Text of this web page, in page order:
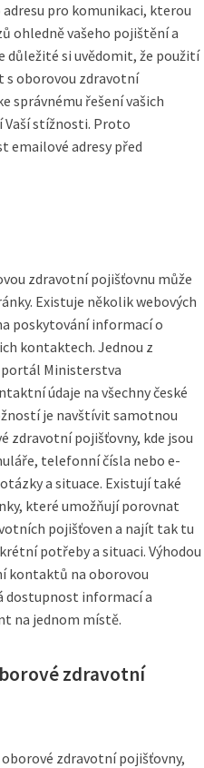
pro komunikaci, kterou
ohledně vašeho pojištění a
důležité si uvědomit, že použití
s oborovou zdravotní
správnému řešení vašich
Vaší stížnosti. Proto
emailové adresy před
zdravotní pojišťovnu může
Existuje několik webových
poskytování informací o
kontaktech. Jednou z
Ministerstva
údaje na všechny české
je navštívit samotnou
zdravotní pojišťovny, kde jsou
telefonní čísla nebo e-
a situace. Existují také
které umožňují porovnat
pojišťoven a najít tak tu
potřeby a situaci. Výhodou
kontaktů na oborovou
dostupnost informací a
na jednom místě.
zdravotní
zdravotní pojišťovny,